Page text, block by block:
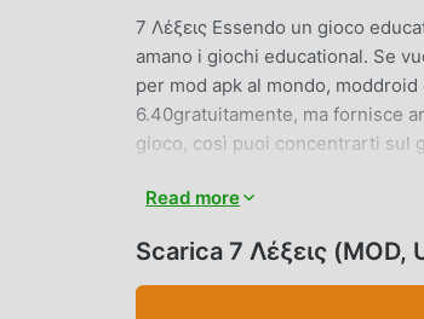
7 Λέξεις Essendo un gioco
amano i giochi educational. Se
per mod apk al mondo,
6.40gratuitamente, ma fornisce
gioco, così puoi concentrarti sul
Basta scaricare il client
GAMEPLAY UNICO
Read more
Scarica 7 Λέξεις (MOD,